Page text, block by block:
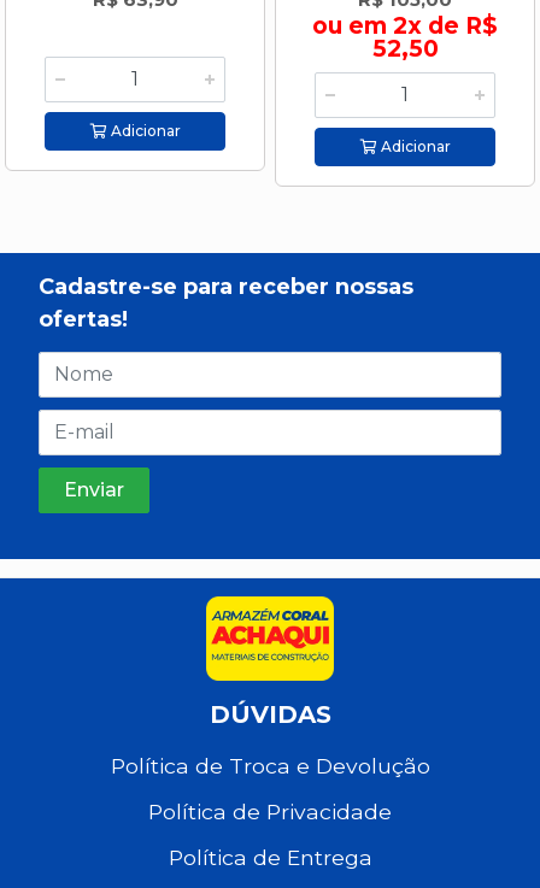
Adicionar
ou em 2x de R$
52,50
Adicionar
Cadastre-se para receber nossas
ofertas!
DÚVIDAS
Política de Troca e Devolução
Política de Privacidade
Política de Entrega